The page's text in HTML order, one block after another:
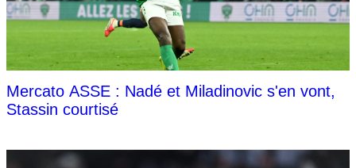
Mercato ASSE : Nadé et Miladinovic s'en vont,
Stassin courtisé